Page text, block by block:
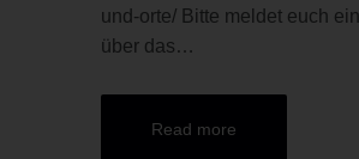
und-orte/ Bitte meldet euch
über das…
Read more